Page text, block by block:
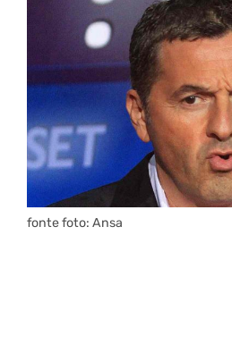
fonte foto: Ansa